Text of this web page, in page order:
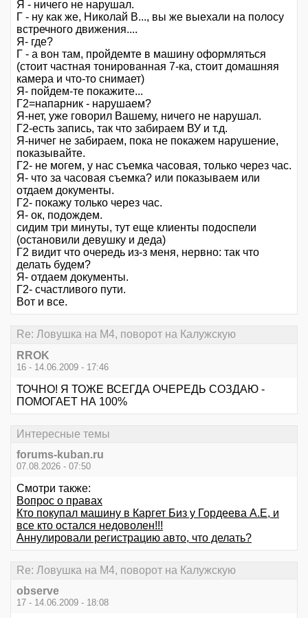
Я - ничего не нарушал.
Г - ну как же, Николай В..., вы же выехали на полосу
встречного движения....
Я- где?
Г - а вон там, пройдемте в машину оформляться
(стоит частная тонированная 7-ка, стоит домашняя
камера и что-то снимает)
Я- пойдем-те покажите...
Г2=напарник - нарушаем?
Я-нет, уже говорил Вашему, ничего не нарушал.
Г2-есть запись, так что забираем ВУ и т.д.
Я-ничег не забираем, пока не покажем нарушение,
показывайте.
Г2- не могем, у нас съемка часовая, только через час.
Я- что за часовая съемка? или показываем или
отдаем документы.
Г2- покажу только через час.
Я- ок, подождем.
сидим три минуты, тут еще клиенты подоспели
(остановили девушку и деда)
Г2 видит что очередь из-з меня, нервно: так что
делать будем?
Я- отдаем документы.
Г2- счастливого пути.
Вот и все.
Re: Ловушка на М4, поворот на Калужскую
RROK
16 - 14.06.2009 - 17:46
ТОЧНО! Я ТОЖЕ ВСЕГДА ОЧЕРЕДЬ СОЗДАЮ -
ПОМОГАЕТ НА 100%
Интересные темы
forums-kuban.ru
07.08.2026 - 07:50
Смотри также:
Вопрос о правах
Кто покупал машину в Каргет Биз у Гордеева А.Е, и
все кто остался недоволен!!!
Аннулировали регистрацию авто, что делать?
Re: Ловушка на М4, поворот на Калужскую
observe
17 - 14.06.2009 - 18:08